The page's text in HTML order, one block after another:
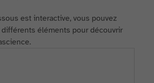
est interactive, vous pouvez
éléments pour découvrir